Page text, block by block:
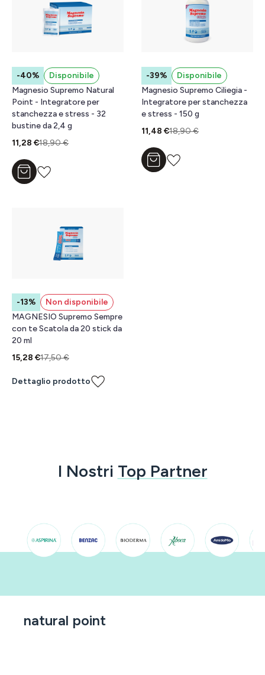
-40%
Disponibile
Magnesio Supremo Natural
Point - Integratore per
stanchezza e stress - 32
bustine da 2,4 g
11,28 €18,90 €
Aggiungi al carrello
-39%
Disponibile
Magnesio Supremo Ciliegia -
Integratore per stanchezza
e stress - 150 g
11,48 €18,90 €
Aggiungi al carrello
-13%
Non disponibile
MAGNESIO Supremo Sempre
con te Scatola da 20 stick da
20 ml
15,28 €17,50 €
Dettaglio prodotto
I Nostri Top Partner
natural point